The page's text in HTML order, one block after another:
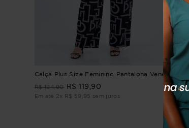
Calça Plus Size Feminino Pantalona Veneza
R$ 184,90 R$ 119 90
Em até 2x R$ 59 95 sem juros